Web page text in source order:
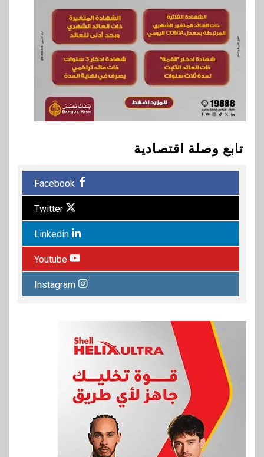
تابع وصلة اقتصادية
Facebook
Twitter
Linkedin
Youtube
Instagram